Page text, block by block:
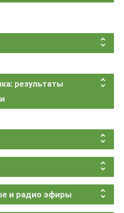
результаты
и радио эфиры